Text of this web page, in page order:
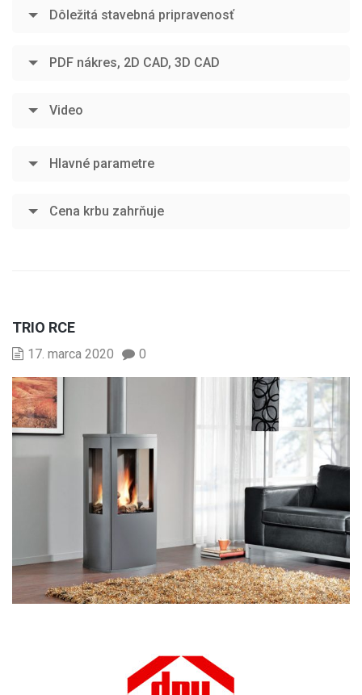
Dôležitá stavebná pripravenosť
PDF nákres, 2D CAD, 3D CAD
Video
Hlavné parametre
Cena krbu zahrňuje
TRIO RCE
17. marca 2020 0